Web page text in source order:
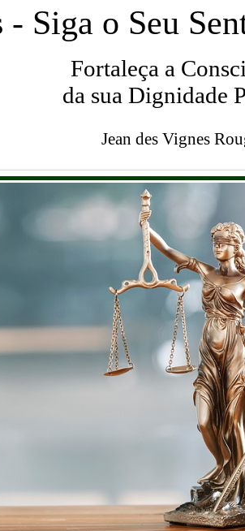
Siga o Seu
Fortaleça a
da sua Dignidade
Jean des Vignes